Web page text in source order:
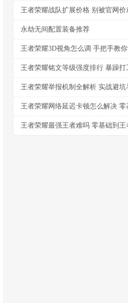
永劫无间配置装备推荐
王者荣耀举报机制全解析 实战避坑
王者荣耀最强王者难吗 零基础到王